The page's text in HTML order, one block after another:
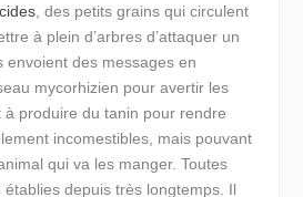
, des petits grains qui circulent
à plein d’arbres d’attaquer un
envoient des messages en
mycorhizien pour avertir les
produire du tanin pour rendre
incomestibles, mais pouvant
qui va les manger. Toutes
depuis très longtemps. Il